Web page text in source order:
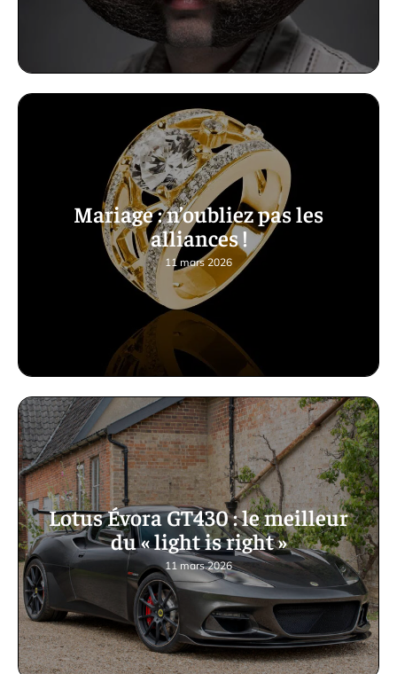
Mariage : n’oubliez pas les
alliances !
11 mars 2026
Lotus Évora GT430 : le meilleur
du « light is right »
11 mars 2026